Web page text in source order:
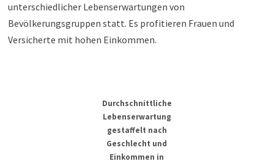
unterschiedlicher Lebenserwartungen von
Bevölkerungsgruppen statt. Es profitieren Frauen und
Versicherte mit hohen Einkommen.
Durchschnittliche
Lebenserwartung
gestaffelt nach
Geschlecht und
Einkommen in